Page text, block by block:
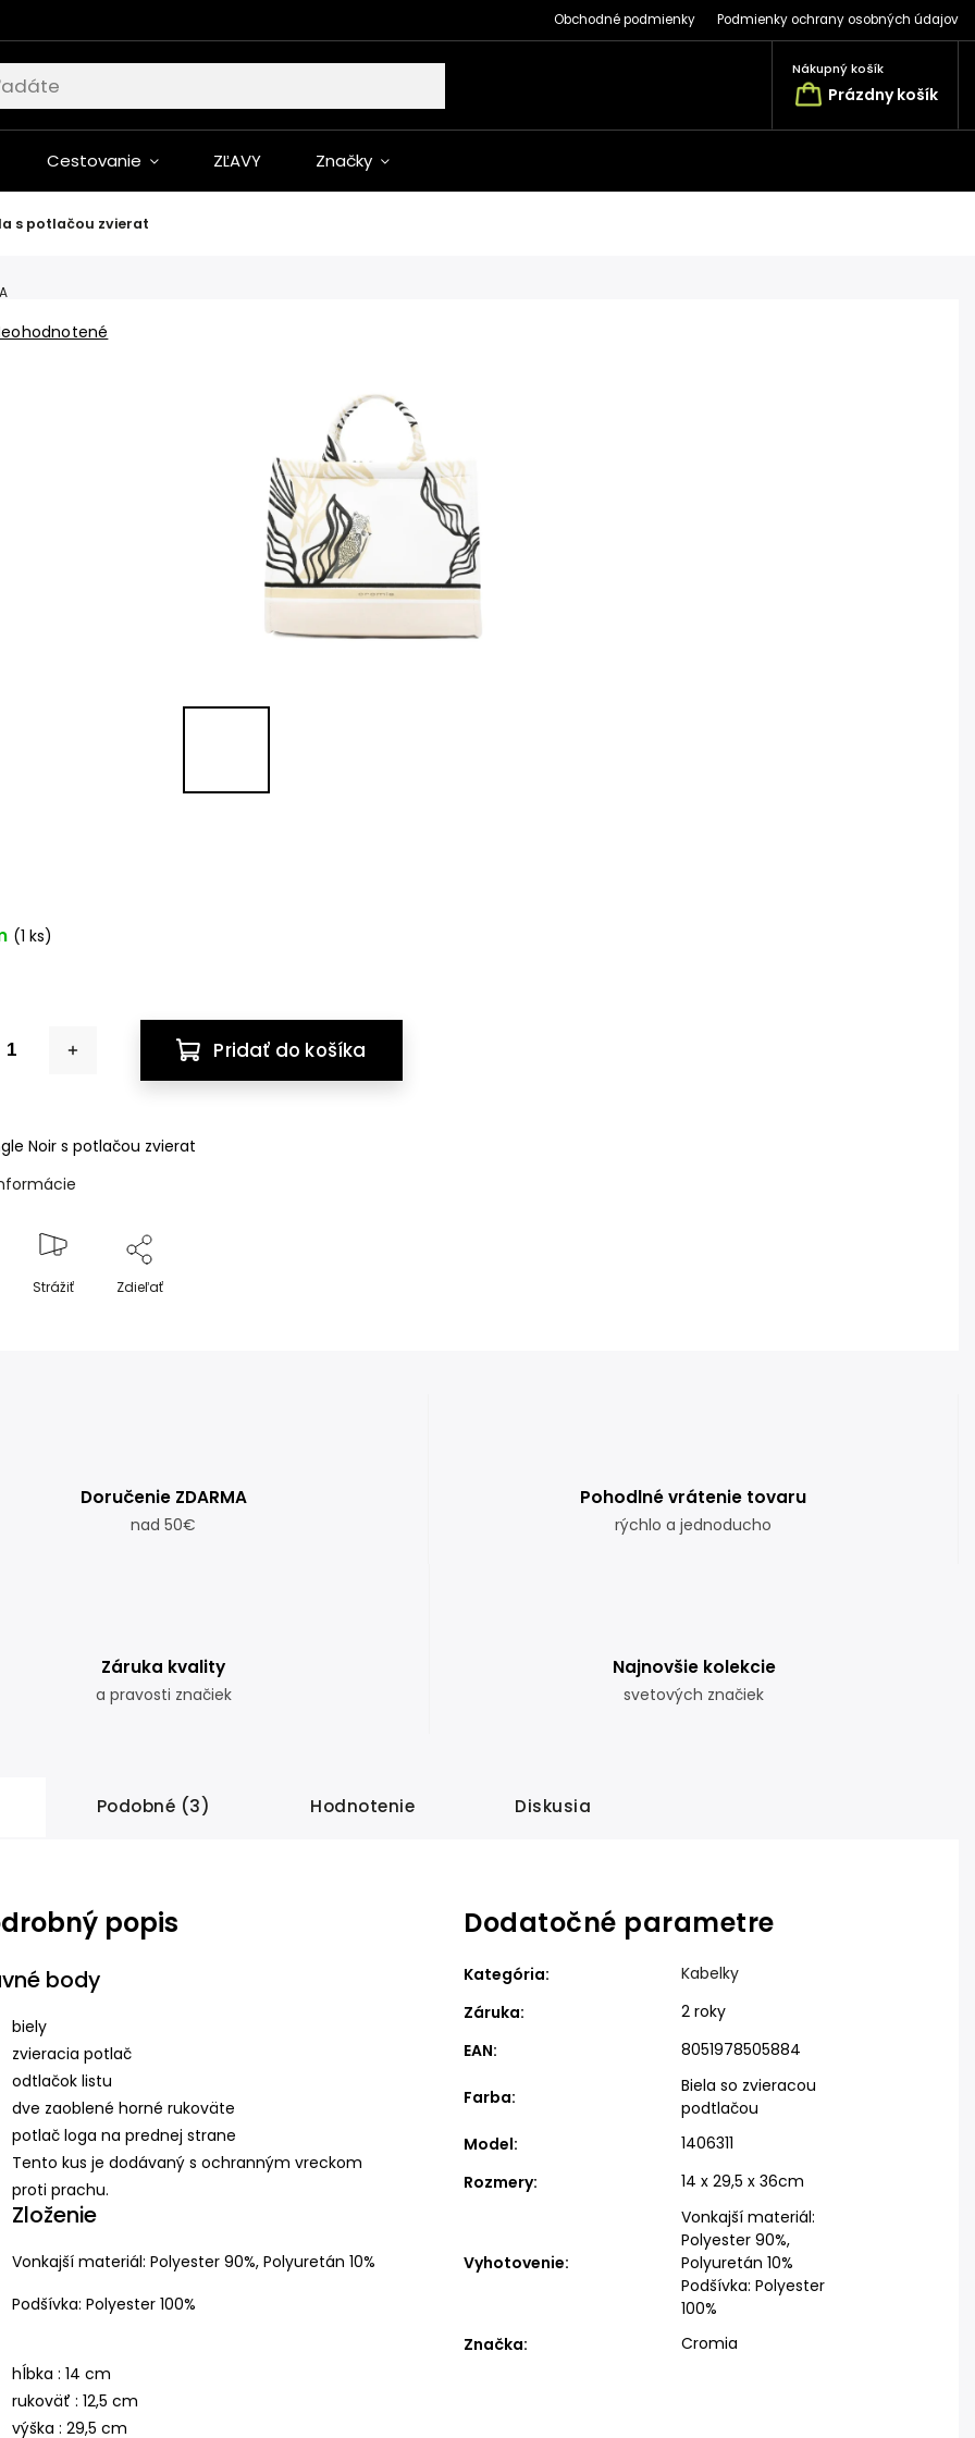
Obchodné podmienky Podmienky ochrany osobných údajov
Nákupný košík
Prázdny košík
Cestovanie ZĽAVY Značky
s potlačou zvierat
(1 ks)
Pridať do košíka
Noir s potlačou zvierat
Strážiť Zdieľať
Doručenie ZDARMA
nad 50€
Pohodlné vrátenie tovaru
rýchlo a jednoducho
Záruka kvality
a pravosti značiek
Najnovšie kolekcie
svetových značiek
Podobné (3) Hodnotenie Diskusia
popis
body
biely
zvieracia potlač
odtlačok listu
dve zaoblené horné rukoväte
potlač loga na prednej strane
Tento kus je dodávaný s ochranným vreckom
proti prachu.
Zloženie
Vonkajší materiál: Polyester 90%, Polyuretán 10%
Podšívka: Polyester 100%
hĺbka : 14 cm
rukoväť : 12,5 cm
výška : 29,5 cm
Dodatočné parametre
Kategória:
Kabelky
Záruka:
2 roky
EAN: 8051978505884
Farba:
Biela so zvieracou
podtlačou
Model:
1406311
Rozmery: 14 x 29,5 x 36cm
Vyhotovenie:
Vonkajší materiál:
Polyester 90%,
Polyuretán 10%
Podšívka: Polyester
100%
Značka: Cromia